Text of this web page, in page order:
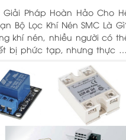
Giải Pháp Hoàn Hảo Cho
Gì?
khí nén, nhiều người có
bị phức tạp, nhưng thực sự,